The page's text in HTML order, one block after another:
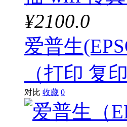
¥2100.0
爱普生
（打印 复
对比 收藏 0